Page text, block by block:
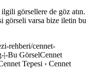
görsellere de göz atın.
görseli varsa bize iletin bu
rehberi/cennet-
|-Bu GörselCennet
Tepesi › Cennet